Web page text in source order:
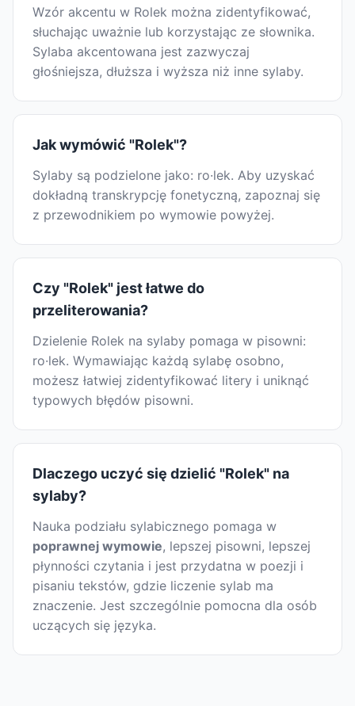
Wzór akcentu w Rolek można zidentyfikować,
słuchając uważnie lub korzystając ze słownika.
Sylaba akcentowana jest zazwyczaj
głośniejsza, dłuższa i wyższa niż inne sylaby.
Jak wymówić "Rolek"?
Sylaby są podzielone jako: ro·lek. Aby uzyskać
dokładną transkrypcję fonetyczną, zapoznaj się
z przewodnikiem po wymowie powyżej.
Czy "Rolek" jest łatwe do
przeliterowania?
Dzielenie Rolek na sylaby pomaga w pisowni:
ro·lek. Wymawiając każdą sylabę osobno,
możesz łatwiej zidentyfikować litery i uniknąć
typowych błędów pisowni.
Dlaczego uczyć się dzielić "Rolek" na
sylaby?
Nauka podziału sylabicznego pomaga w
poprawnej wymowie, lepszej pisowni, lepszej
płynności czytania i jest przydatna w poezji i
pisaniu tekstów, gdzie liczenie sylab ma
znaczenie. Jest szczególnie pomocna dla osób
uczących się języka.